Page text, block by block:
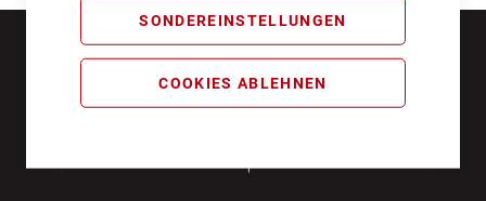
SONDEREINSTELLUNGEN
COOKIES ABLEHNEN